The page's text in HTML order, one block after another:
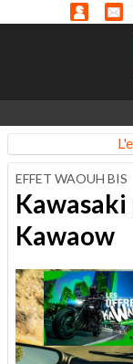
EFFET WAOUH BIS
Kawaow